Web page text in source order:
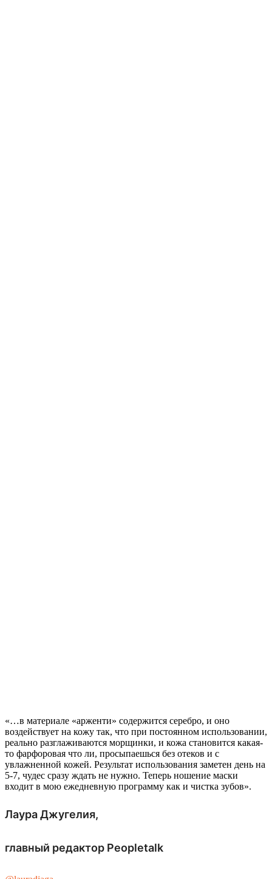
«…в материале «арженти» содержится серебро, и оно
воздействует на кожу так, что при постоянном использовании,
реально разглаживаются морщинки, и кожа становится какая-
то фарфоровая что ли, просыпаешься без отеков и с
увлажненной кожей. Результат использования заметен день на
5-7, чудес сразу ждать не нужно. Теперь ношение маски
входит в мою ежедневную программу как и чистка зубов».
Лаура Джугелия,
главный редактор Peopletalk